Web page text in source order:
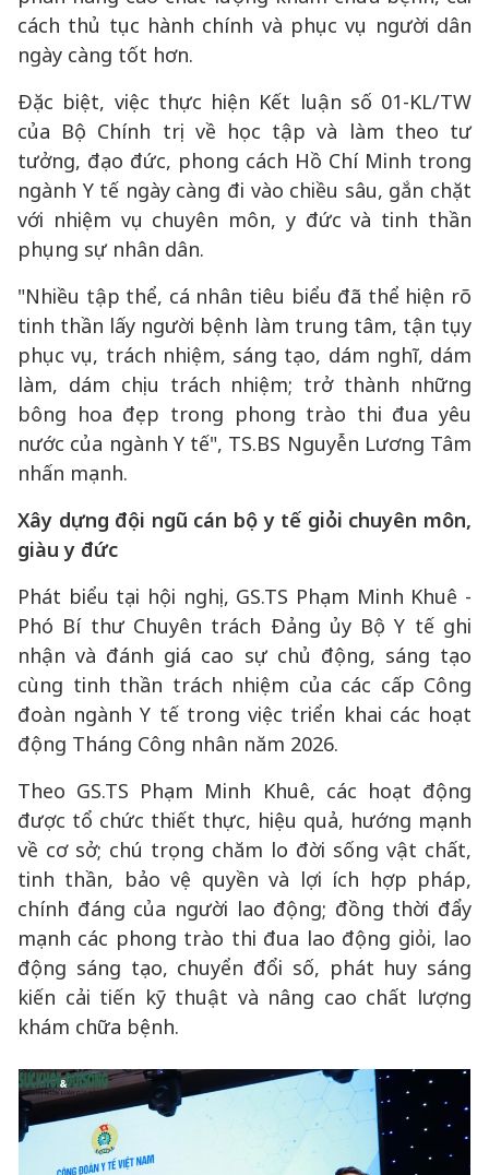
cách thủ tục hành chính và phục vụ người dân
ngày càng tốt hơn.
Đặc biệt, việc thực hiện Kết luận số 01-KL/TW
của Bộ Chính trị về học tập và làm theo tư
tưởng, đạo đức, phong cách Hồ Chí Minh trong
ngành Y tế ngày càng đi vào chiều sâu, gắn chặt
với nhiệm vụ chuyên môn, y đức và tinh thần
phụng sự nhân dân.
"Nhiều tập thể, cá nhân tiêu biểu đã thể hiện rõ
tinh thần lấy người bệnh làm trung tâm, tận tụy
phục vụ, trách nhiệm, sáng tạo, dám nghĩ, dám
làm, dám chịu trách nhiệm; trở thành những
bông hoa đẹp trong phong trào thi đua yêu
nước của ngành Y tế", TS.BS Nguyễn Lương Tâm
nhấn mạnh.
Xây dựng đội ngũ cán bộ y tế giỏi chuyên môn,
giàu y đức
Phát biểu tại hội nghị, GS.TS Phạm Minh Khuê -
Phó Bí thư Chuyên trách Đảng ủy Bộ Y tế ghi
nhận và đánh giá cao sự chủ động, sáng tạo
cùng tinh thần trách nhiệm của các cấp Công
đoàn ngành Y tế trong việc triển khai các hoạt
động Tháng Công nhân năm 2026.
Theo GS.TS Phạm Minh Khuê, các hoạt động
được tổ chức thiết thực, hiệu quả, hướng mạnh
về cơ sở; chú trọng chăm lo đời sống vật chất,
tinh thần, bảo vệ quyền và lợi ích hợp pháp,
chính đáng của người lao động; đồng thời đẩy
mạnh các phong trào thi đua lao động giỏi, lao
động sáng tạo, chuyển đổi số, phát huy sáng
kiến cải tiến kỹ thuật và nâng cao chất lượng
khám chữa bệnh.